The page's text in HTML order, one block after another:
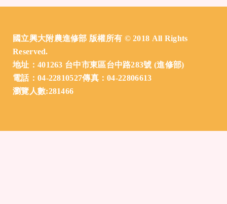
國立興大附農進修部 版權所有 © 2018 All Rights
Reserved.
地址：401263 台中市東區台中路283號 (進修部)
電話：04-22810527傳真：04-22806613
瀏覽人數:281466